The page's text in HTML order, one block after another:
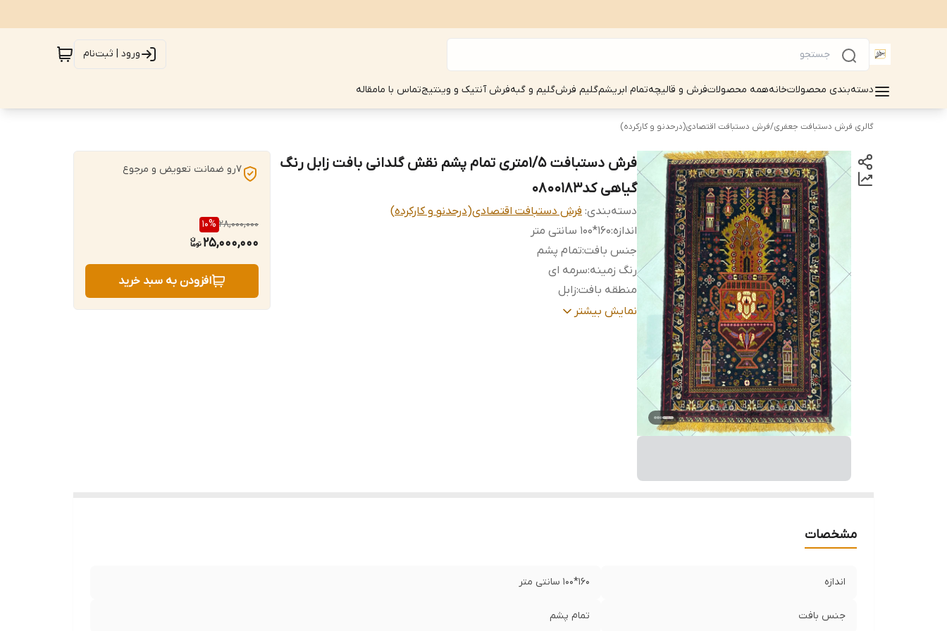
ورود | ثبت‌نام
دسته‌بندی محصولاتخانههمه محصولاتفرش و قالیچهتمام ابریشمگلیم فرشگلیم و گبهفرش آنتیک و وینتیجتماس با مامقاله
گالری فرش دستبافت جعفری/فرش دستبافت اقتصادی(درحدنو و کارکرده)
فرش دستبافت 1/5متری تمام پشم نقش گلدانی بافت زابل رنگ
گیاهی کد0800183
دسته‌بندی: فرش دستبافت اقتصادی(درحدنو و کارکرده)
اندازه:160*100 سانتی متر
جنس بافت:تمام پشم
رنگ زمینه:سرمه ای
منطقه بافت:زابل
وضعیت کالا:در حد نونمایش بیشتر
7رو ضمانت تعویض و مرجوع
28,000,000
10%
25,000,000
افزودن به سبد خرید
مشخصات
اندازه 160*100 سانتی متر
جنس بافت تمام پشم